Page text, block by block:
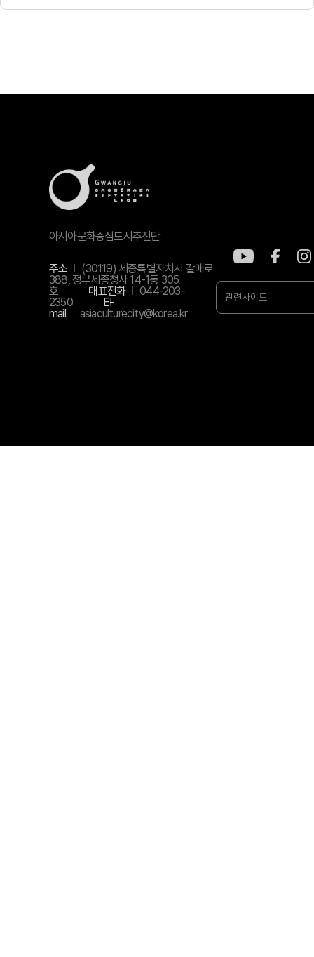
아시아문화중심도시추진단
주소
(30119) 세종특별자치시 갈매로
388, 정부세종청사 14-1동 305
호
대표전화
044-203-
2350
E-
mail
asiaculturecity@korea.kr
관련사이트